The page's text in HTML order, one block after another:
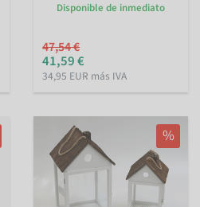
Disponible de inmediato
47,54 €
41,59 €
34,95 EUR más IVA
%